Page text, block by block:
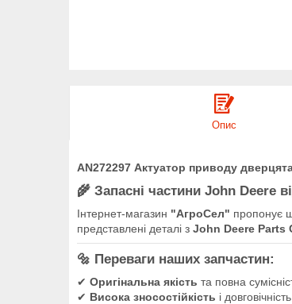
Опис
AN272297 Актуатор приводу
🌾 Запасні частини John Deere
Інтернет-магазин "АгроСел" пропонує
представлені деталі з John Deere Parts
🔩 Переваги наших запчастин:
✔ Оригінальна якість та повна
✔ Висока зносостійкість і